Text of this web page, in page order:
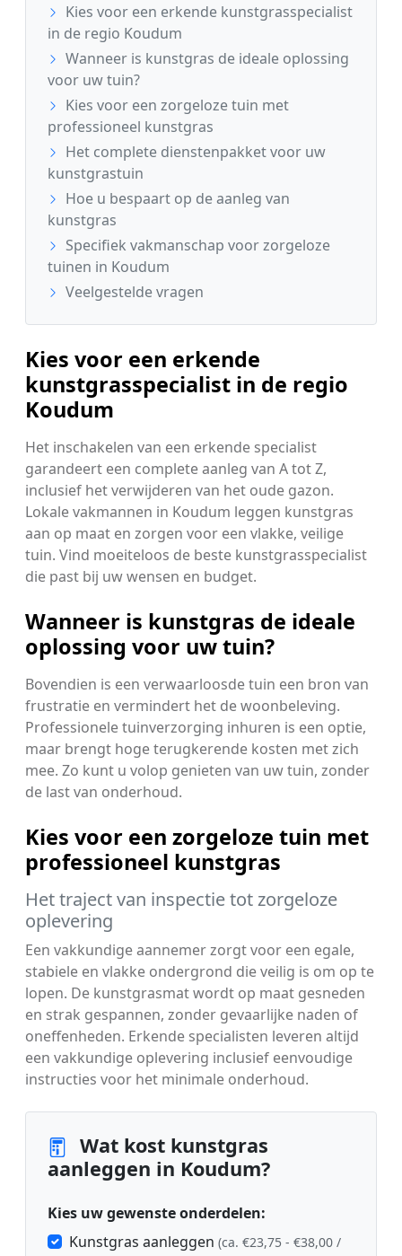
Kies voor een erkende kunstgrasspecialist
in de regio Koudum
Wanneer is kunstgras de ideale oplossing
voor uw tuin?
Kies voor een zorgeloze tuin met
professioneel kunstgras
Het complete dienstenpakket voor uw
kunstgrastuin
Hoe u bespaart op de aanleg van
kunstgras
Specifiek vakmanschap voor zorgeloze
tuinen in Koudum
Veelgestelde vragen
Kies voor een erkende
kunstgrasspecialist in de regio
Koudum
Het inschakelen van een erkende specialist
garandeert een complete aanleg van A tot Z,
inclusief het verwijderen van het oude gazon.
Lokale vakmannen in Koudum leggen kunstgras
aan op maat en zorgen voor een vlakke, veilige
tuin. Vind moeiteloos de beste kunstgrasspecialist
die past bij uw wensen en budget.
Wanneer is kunstgras de ideale
oplossing voor uw tuin?
Bovendien is een verwaarloosde tuin een bron van
frustratie en vermindert het de woonbeleving.
Professionele tuinverzorging inhuren is een optie,
maar brengt hoge terugkerende kosten met zich
mee. Zo kunt u volop genieten van uw tuin, zonder
de last van onderhoud.
Kies voor een zorgeloze tuin met
professioneel kunstgras
Het traject van inspectie tot zorgeloze
oplevering
Een vakkundige aannemer zorgt voor een egale,
stabiele en vlakke ondergrond die veilig is om op te
lopen. De kunstgrasmat wordt op maat gesneden
en strak gespannen, zonder gevaarlijke naden of
oneffenheden. Erkende specialisten leveren altijd
een vakkundige oplevering inclusief eenvoudige
instructies voor het minimale onderhoud.
Wat kost kunstgras
aanleggen in Koudum?
Kies uw gewenste onderdelen:
Kunstgras aanleggen (ca. €23,75 - €38,00 /